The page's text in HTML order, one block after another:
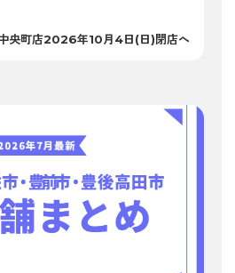
央町店2026年10月4日(日)閉店へ